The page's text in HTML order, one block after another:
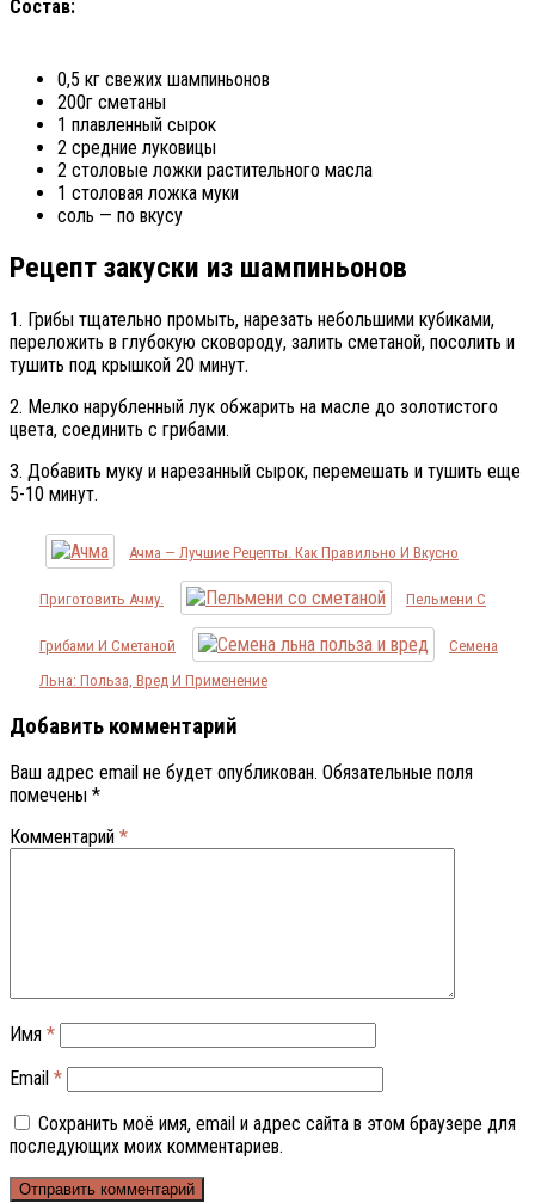
Состав:
0,5 кг свежих шампиньонов
200г сметаны
1 плавленный сырок
2 средние луковицы
2 столовые ложки растительного масла
1 столовая ложка муки
соль — по вкусу
Рецепт закуски из шампиньонов
1. Грибы тщательно промыть, нарезать небольшими кубиками,
переложить в глубокую сковороду, залить сметаной, посолить и
тушить под крышкой 20 минут.
2. Мелко нарубленный лук обжарить на масле до золотистого
цвета, соединить с грибами.
3. Добавить муку и нарезанный сырок, перемешать и тушить еще
5-10 минут.
Ачма — Лучшие Рецепты. Как Правильно И Вкусно
Приготовить Ачму. Пельмени С
Грибами И Сметаной
Семена
Льна: Польза, Вред И Применение
Добавить комментарий
Ваш адрес email не будет опубликован. Обязательные поля
помечены *
Комментарий *
Имя *
Email *
Сохранить моё имя, email и адрес сайта в этом браузере для
последующих моих комментариев.